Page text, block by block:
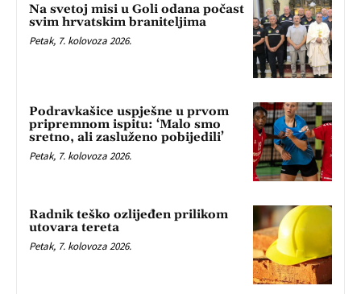
Na svetoj misi u Goli odana počast
svim hrvatskim braniteljima
Petak, 7. kolovoza 2026.
Podravkašice uspješne u prvom
pripremnom ispitu: ‘Malo smo
sretno, ali zasluženo pobijedili’
Petak, 7. kolovoza 2026.
Radnik teško ozlijeđen prilikom
utovara tereta
Petak, 7. kolovoza 2026.